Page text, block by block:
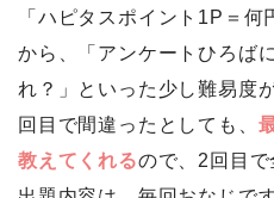
「ハピタスポイント1P＝
から、「アンケートひろば
れ？」といった少し難易度
回目で間違ったとしても、
教えてくれるので、2回目で